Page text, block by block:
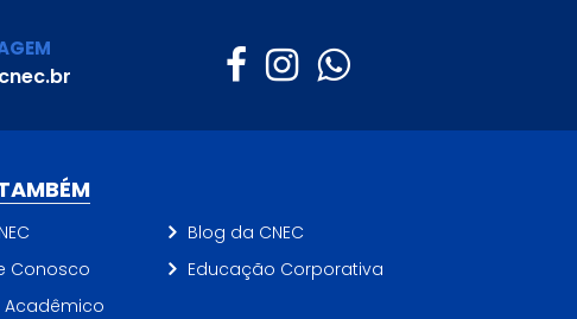
Blog da CNEC
Conosco
Educação Corporativa
Acadêmico